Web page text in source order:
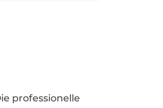
professionelle